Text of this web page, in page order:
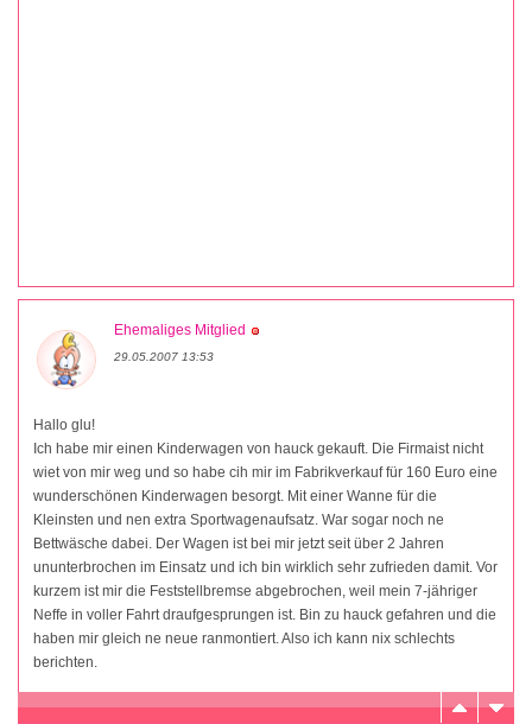
Ehemaliges Mitglied
29.05.2007 13:53
Hallo glu!
Ich habe mir einen Kinderwagen von hauck gekauft. Die Firmaist nicht
wiet von mir weg und so habe cih mir im Fabrikverkauf für 160 Euro eine
wunderschönen Kinderwagen besorgt. Mit einer Wanne für die
Kleinsten und nen extra Sportwagenaufsatz. War sogar noch ne
Bettwäsche dabei. Der Wagen ist bei mir jetzt seit über 2 Jahren
ununterbrochen im Einsatz und ich bin wirklich sehr zufrieden damit. Vor
kurzem ist mir die Feststellbremse abgebrochen, weil mein 7-jähriger
Neffe in voller Fahrt draufgesprungen ist. Bin zu hauck gefahren und die
haben mir gleich ne neue ranmontiert. Also ich kann nix schlechts
berichten.